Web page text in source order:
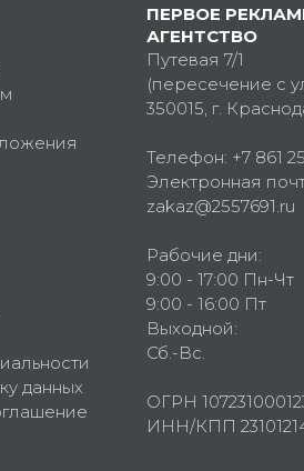
данных
ПЕРВОЕ
АГЕНТСТВО
Путевая 7/1
(пересечение с
350015, г.
Телефон: +7 861
Электронная
zakaz@2557691.ru
Рабочие дни:
9:00 - 17:00 Пн-Чт
9:00 - 16:00 Пт
Выходной:
Сб.-Вс.
ОГРН
ИНН/КПП